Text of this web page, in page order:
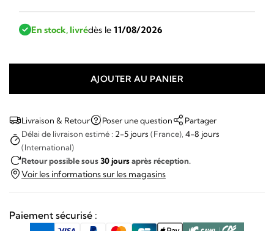
En stock, livrédès le 11/08/2026
Tudor
Chronographe
Homeplate
Black
AJOUTER AU PANIER
Livraison & Retour Poser une question
Partager
Délai de livraison estimé : 2-5 jours (France), 4-8 jours
(International)
Retour possible sous30 joursaprès réception.
Voir les informations sur les magasins
Paiement sécurisé :